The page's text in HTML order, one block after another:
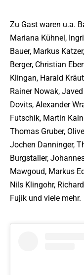
Zu Gast waren u.a.
Mariana Kühnel,
Bauer, Markus
Berger, Christian
Klingan, Harald
Rainer Nowak,
Dovits, Alexander
Futschik, Martin
Thomas Gruber,
Jochen Danninger,
Burgstaller,
Mawgoud, Markus
Nils Klingohr,
Fujik und viele mehr.